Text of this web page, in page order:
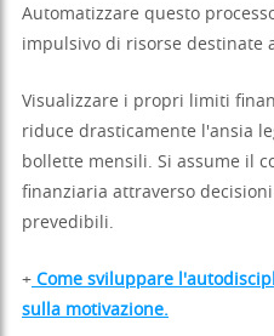
Automatizzare questo
impulsivo di risorse destinate
Visualizzare i propri limiti
riduce drasticamente l'ansia
bollette mensili. Si assume il
finanziaria attraverso
prevedibili.
+ Come sviluppare
sulla motivazione.